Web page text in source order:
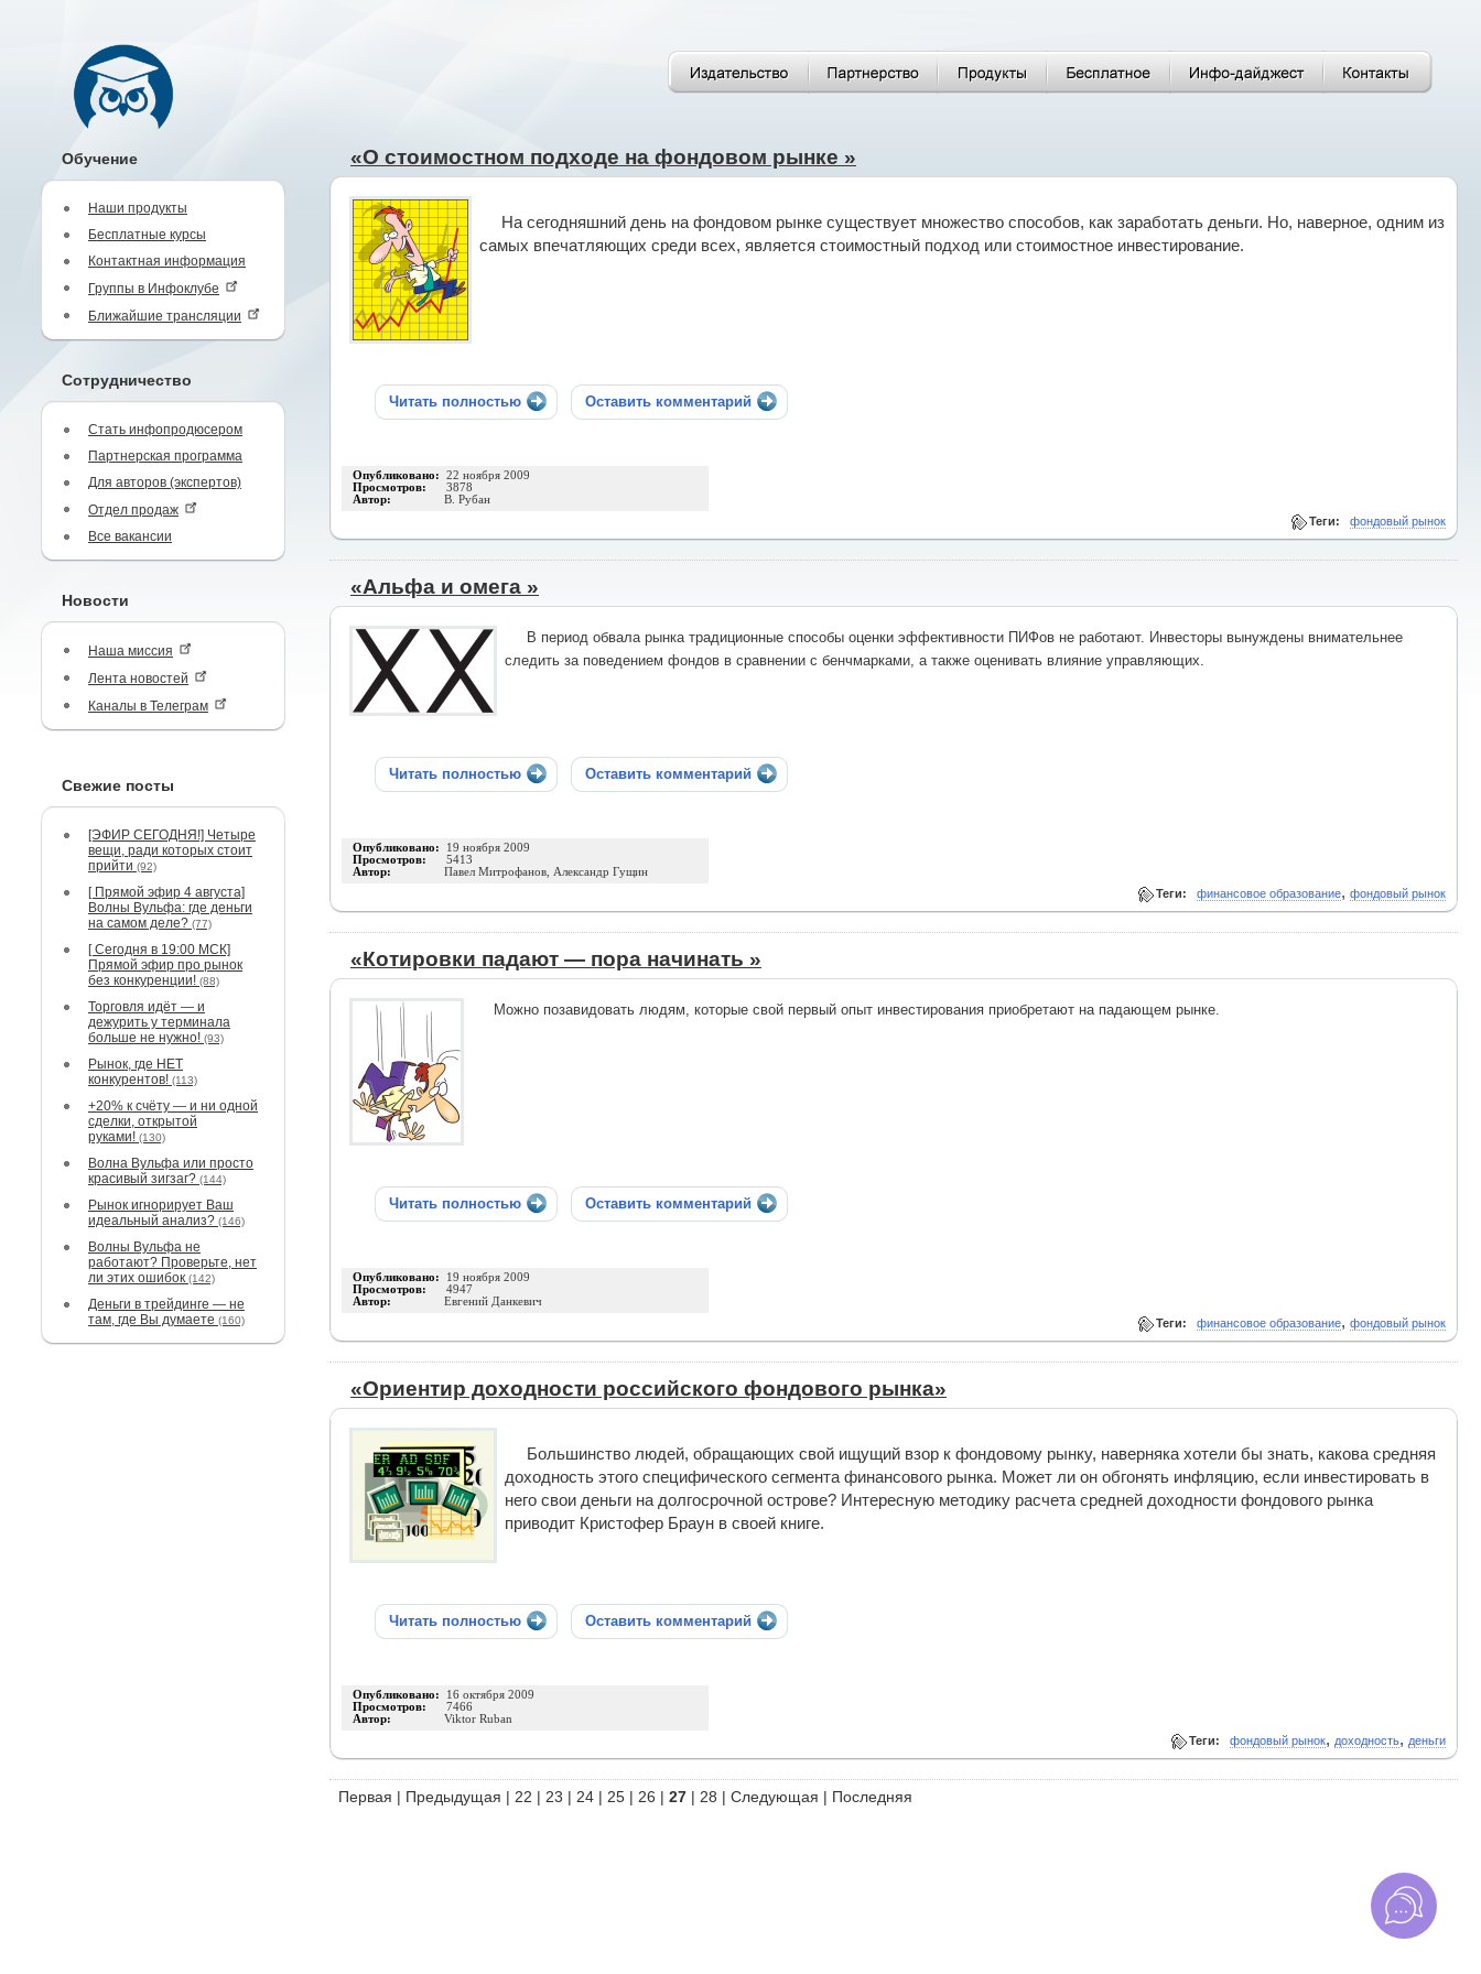
Обучение
Наши продукты
Бесплатные курсы
Контактная информация
Группы в Инфоклубе
Ближайшие трансляции
Сотрудничество
Стать инфопродюсером
Партнерская программа
Для авторов (экспертов)
Отдел продаж
Все вакансии
Новости
Наша миссия
Лента новостей
Каналы в Телеграм
Свежие посты
[ЭФИР СЕГОДНЯ!] Четыре
вещи, ради которых стоит
прийти (92)
[ Прямой эфир 4 августа]
Волны Вульфа: где деньги
на самом деле? (77)
[ Сегодня в 19:00 МСК]
Прямой эфир про рынок
без конкуренции! (88)
Торговля идёт — и
дежурить у терминала
больше не нужно! (93)
Рынок, где НЕТ
конкурентов! (113)
+20% к счёту — и ни одной
сделки, открытой
руками! (130)
Волна Вульфа или просто
красивый зигзаг? (144)
Рынок игнорирует Ваш
идеальный анализ? (146)
Волны Вульфа не
работают? Проверьте, нет
ли этих ошибок (142)
Деньги в трейдинге — не
там, где Вы думаете (160)
«О стоимостном подходе на фондовом рынке »
На сегодняшний день на фондовом рынке существует множество способов, как заработать деньги. Но, наверное, одним из
самых впечатляющих среди всех, является стоимостный подход или стоимостное инвестирование.
Читать полностью Оставить комментарий
Опубликовано: 22 ноября 2009
Просмотров: 3878
Автор: В. Рубан
Теги: фондовый рынок
«Альфа и омега »
В период обвала рынка традиционные способы оценки эффективности ПИФов не работают. Инвесторы вынуждены внимательнее
следить за поведением фондов в сравнении с бенчмарками, а также оценивать влияние управляющих.
Читать полностью Оставить комментарий
Опубликовано: 19 ноября 2009
Просмотров: 5413
Автор: Павел Митрофанов, Александр Гущин
Теги: финансовое образование, фондовый рынок
«Котировки падают — пора начинать »
Можно позавидовать людям, которые свой первый опыт инвестирования приобретают на падающем рынке.
Читать полностью Оставить комментарий
Опубликовано: 19 ноября 2009
Просмотров: 4947
Автор: Евгений Данкевич
Теги: финансовое образование, фондовый рынок
«Ориентир доходности российского фондового рынка»
Большинство людей, обращающих свой ищущий взор к фондовому рынку, наверняка хотели бы знать, какова средняя
доходность этого специфического сегмента финансового рынка. Может ли он обгонять инфляцию, если инвестировать в
него свои деньги на долгосрочной острове? Интересную методику расчета средней доходности фондового рынка
приводит Кристофер Браун в своей книге.
Читать полностью Оставить комментарий
Опубликовано: 16 октября 2009
Просмотров: 7466
Автор: Viktor Ruban
Теги: фондовый рынок, доходность, деньги
Первая | Предыдущая | 22 | 23 | 24 | 25 | 26 | 27 | 28 | Следующая | Последняя